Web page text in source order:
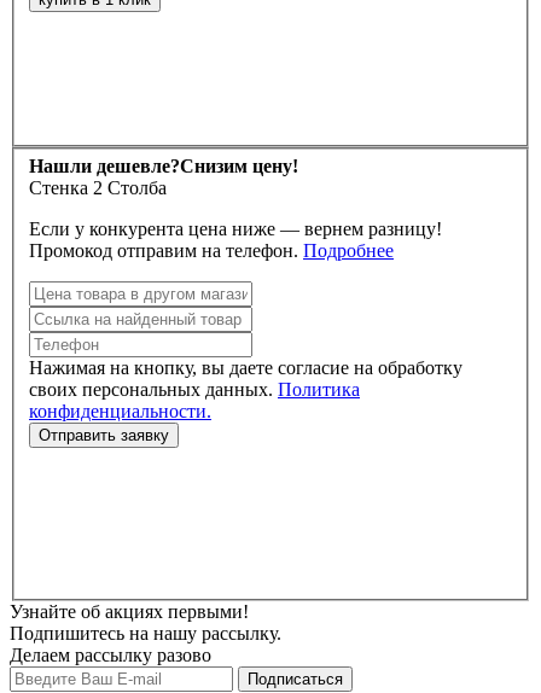
Нашли дешевле?Снизим цену!
Стенка 2 Столба
Если у конкурента цена ниже — вернем разницу!
Промокод отправим на телефон. Подробнее
Нажимая на кнопку, вы даете согласие на обработку
своих персональных данных. Политика
конфиденциальности.
Узнайте об акциях первыми!
Подпишитесь на нашу рассылку.
Делаем рассылку разово